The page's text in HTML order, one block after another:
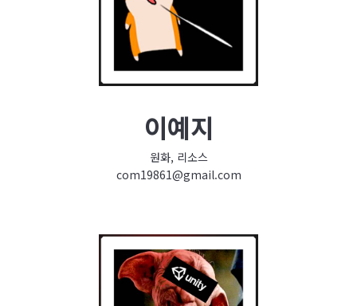
이예지
원화, 리소스
com19861@gmail.com